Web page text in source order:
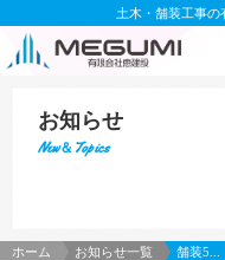
土木・舗装工事の
お知らせ
New＆Topics
ホーム お知らせ一覧 舗装5...